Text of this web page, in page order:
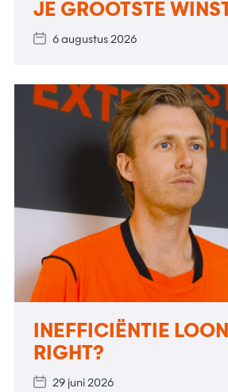
JE GROOTSTE
6 augustus 2026
INEFFICIËNTIE
RIGHT?
29 juni 2026